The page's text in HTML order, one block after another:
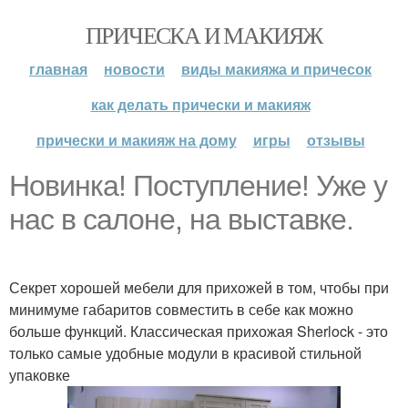
ПРИЧЕСКА И МАКИЯЖ
главная новости
виды макияжа и причесок
как делать прически и макияж
прически и макияж на дому
игры отзывы
Новинка! Поступление! Уже у
нас в салоне, на выставке.
Секрет хорошей мебели для прихожей в том, чтобы при
минимуме габаритов совместить в себе как можно
больше функций. Классическая прихожая Sherlock - это
только самые удобные модули в красивой стильной
упаковке